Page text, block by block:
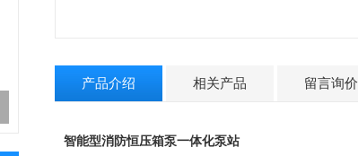
产品介绍 相关产品 留言询价
智能型消防恒压箱泵一体化泵站